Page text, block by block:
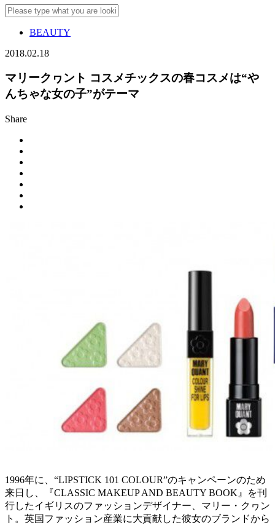
BEAUTY
2018.02.18
マリークヮント コスメチックスの春コスメは“や
んちゃな女の子”がテーマ
Share
1996年に、“LIPSTICK 101 COLOUR”のキャンペーンのため
来日し、『CLASSIC MAKEUP AND BEAUTY BOOK』を刊
行したイギリスのファッションデザイナー、マリー・クヮン
ト。英国ファッション産業に大貢献した彼女のブランドから